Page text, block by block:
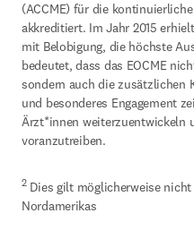
(ACCME) für die
akkreditiert. Im Jahr 2015
mit Belobigung, die höchste
bedeutet, dass das EOCME
sondern auch die zusätzlichen
und besonderes Engagement
Ärzt*innen weiterzuentwickeln
voranzutreiben.
2 Dies gilt möglicherweise
Nordamerikas